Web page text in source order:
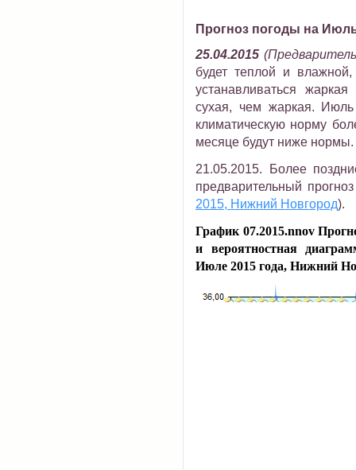
Прогноз погоды на
25.04.2015
будет теплой и
устанавливаться
сухая, чем жаркая.
климатическую норму
месяце будут ниже нормы.
21.05.2015. Более
предварительный
2015, Нижний Новгород).
График 07.2015.nnov
и вероятностная
Июле 2015 года, Нижний